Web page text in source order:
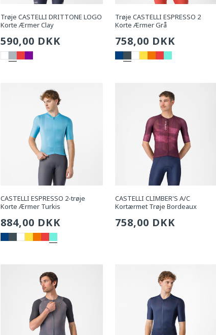
Trøje CASTELLI DRITTONE LOGO
Korte Ærmer Clay
Sædvanlig
pris
590,00 DKK
Trøje CASTELLI ESPRESSO 2
Korte Ærmer Grå
Sædvanlig
pris
758,00 DKK
CASTELLI ESPRESSO 2-trøje
Korte Ærmer Turkis
Sædvanlig
pris
884,00 DKK
CASTELLI CLIMBER'S A/C
Kortærmet Trøje Bordeaux
Sædvanlig
758,00 DKK